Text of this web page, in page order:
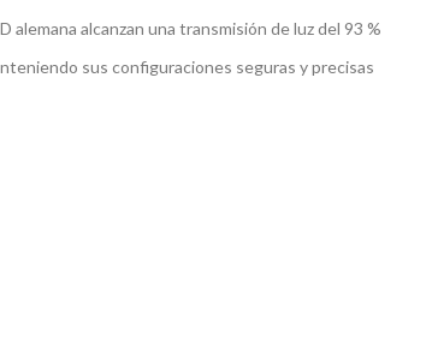
alemana alcanzan una transmisión de luz del 93 %
sus configuraciones seguras y precisas